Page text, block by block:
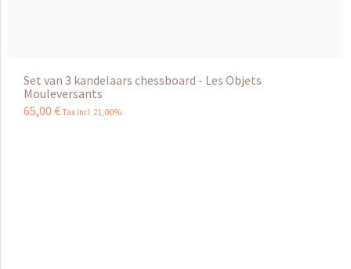
Set van 3 kandelaars chessboard - Les Objets
Mouleversants
65,00 € Tax incl 21,00%